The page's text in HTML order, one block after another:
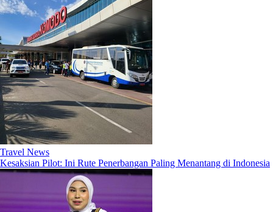
Travel News
Kesaksian Pilot: Ini Rute Penerbangan Paling Menantang di Indonesia